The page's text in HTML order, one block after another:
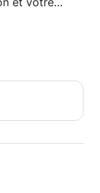
et
ou
en
à vos
conversation,
pour